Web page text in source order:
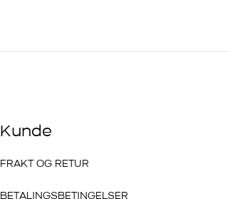
Kunde
FRAKT OG RETUR
BETALINGSBETINGELSER